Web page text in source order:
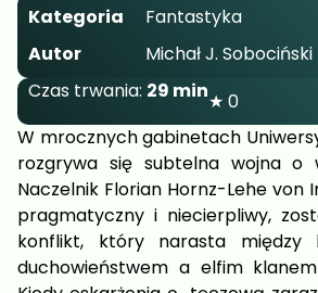
Kategoria
Fantastyka
Autor
Michał J. Sobociński
Czas trwania: 29 min★ 0
W mrocznych gabinetach
rozgrywa się subtelna wojna o
Naczelnik Florian Hornz-Lehe von
pragmatyczny i niecierpliwy,
konflikt, który narasta między
duchowieństwem a elfim